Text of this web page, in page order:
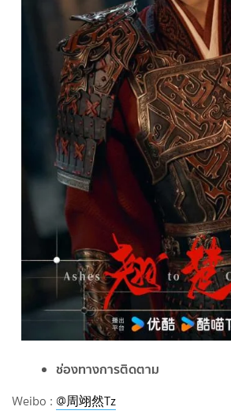
ช่องทางการติดตาม
Weibo : @周翊然Tz